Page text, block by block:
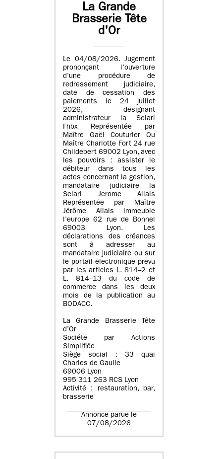
La Grande
Brasserie Tête
d'Or
Le 04/08/2026. Jugement
prononçant l’ouverture
d’une procédure de
redressement judiciaire,
date de cessation des
paiements le 24 juillet
2026, désignant
administrateur la Selarl
Fhbx Représentée par
Maître Gaël Couturier Ou
Maître Charlotte Fort 24 rue
Childebert 69002 Lyon, avec
les pouvoirs : assister le
débiteur dans tous les
actes concernant la gestion,
mandataire judiciaire la
Selarl Jerome Allais
Représentée par Maître
Jérôme Allais immeuble
l’europe 62 rue de Bonnel
69003 Lyon. Les
déclarations des créances
sont à adresser au
mandataire judiciaire ou sur
le portail électronique prévu
par les articles L. 814–2 et
L. 814–13 du code de
commerce dans les deux
mois de la publication au
BODACC.
La Grande Brasserie Tête
d’Or
Société par Actions
Simplifiée
Siège social : 33 quai
Charles de Gaulle
69006 Lyon
995 311 263 RCS Lyon
Activité : restauration, bar,
brasserie
Annonce parue le
07/08/2026